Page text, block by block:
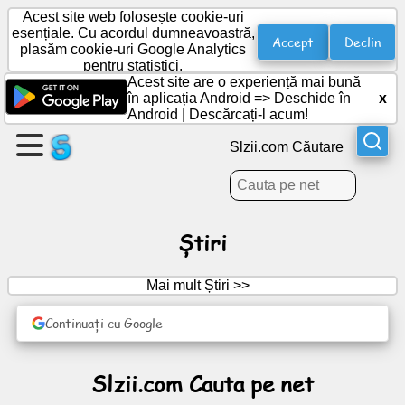
Creați
o
pagină
Creați
Agendă
Acest site web folosește cookie-uri
esențiale. Cu acordul dumneavoastră,
plasăm cookie-uri Google Analytics
pentru statistici.
Accept Declin
Acest site are o experiență mai bună
în aplicația Android => Deschide în
Android
Descărcați-l acum!
x
Slzii.com Căutare
Știri
Mai mult Știri >>
Continuați cu Google
Slzii.com Cauta pe net